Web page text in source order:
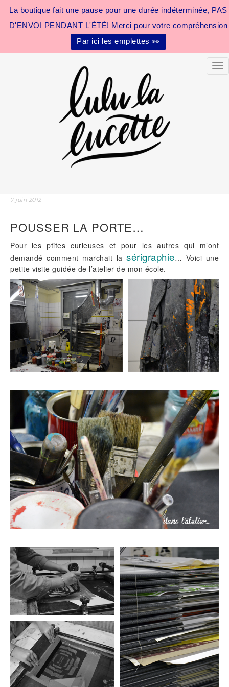
La boutique fait une pause pour une durée indéterminée, PAS
D'ENVOI PENDANT L'ÉTÉ! Merci pour votre compréhension
Par ici les emplettes 👀
7 juin 2012
POUSSER LA PORTE…
Pour les ptites curieuses et pour les autres qui m’ont
demandé comment marchait la sérigraphie… Voici une
petite visite guidée de l’atelier de mon école.